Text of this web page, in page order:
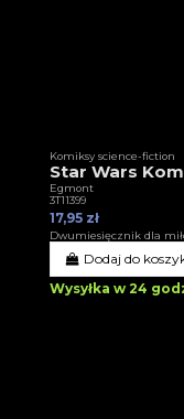
Komiksy science-fiction
Star Wars
Egmont
3T11399
17,95 zł
Dwumiesięcznik dla
Dodaj do
Wysyłka w 24